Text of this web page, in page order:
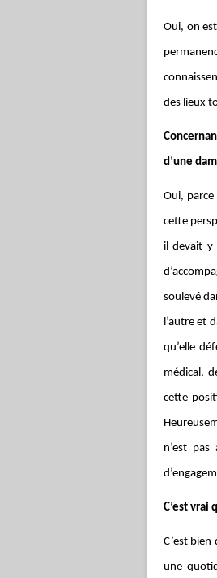
Oui, on
des lieux
d’une
Oui,
cette
il devait y
soulevé
l’autre et
qu’elle
médical,
cette
n’est
C’est vrai
C’est
une